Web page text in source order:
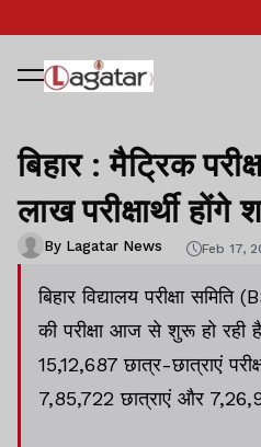
बिहार : मैट्रिक
लाख परीक्षार्थी होंगे
By Lagatar News Feb 17,
बिहार विद्यालय परीक्षा
की परीक्षा आज से शुरू हो रही
15,12,687 छात्र-छात्राएं
7,85,722 छात्राएं और